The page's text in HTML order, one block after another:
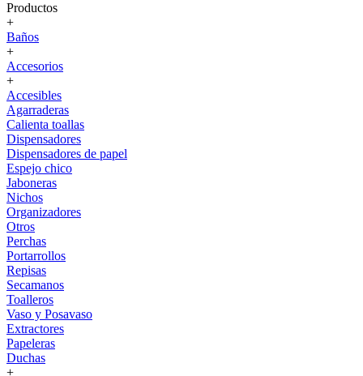
Productos
+
Baños
+
Accesorios
+
Accesibles
Agarraderas
Calienta toallas
Dispensadores
Dispensadores de papel
Espejo chico
Jaboneras
Nichos
Organizadores
Otros
Perchas
Portarrollos
Repisas
Secamanos
Toalleros
Vaso y Posavaso
Extractores
Papeleras
Duchas
+